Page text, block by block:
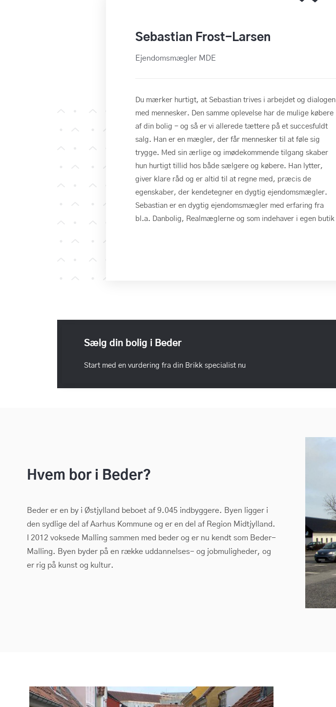
Sebastian Frost-Larsen
Ejendomsmægler MDE
Du mærker hurtigt, at Sebastian trives i arbejdet og dialogen
med mennesker. Den samme oplevelse har de mulige købere
af din bolig - og så er vi allerede tættere på et succesfuldt
salg. Han er en mægler, der får mennesker til at føle sig
trygge. Med sin ærlige og imødekommende tilgang skaber
hun hurtigt tillid hos både sælgere og købere. Han lytter,
giver klare råd og er altid til at regne med, præcis de
egenskaber, der kendetegner en dygtig ejendomsmægler.
Sebastian er en dygtig ejendomsmægler med erfaring fra
bl.a. Danbolig, Realmæglerne og som indehaver i egen butik
Sælg din bolig i Beder
Start med en vurdering fra din Brikk specialist nu
Hvem bor i Beder?
Beder er en by i Østjylland beboet af 9.045 indbyggere. Byen ligger i
den sydlige del af Aarhus Kommune og er en del af Region Midtjylland.
I 2012 voksede Malling sammen med beder og er nu kendt som Beder-
Malling. Byen byder på en række uddannelses- og jobmuligheder, og
er rig på kunst og kultur.